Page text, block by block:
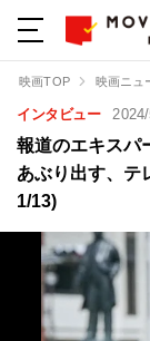
映画TOP 映画ニュ
インタビュー
報道のエキスパ
あぶり出す、テ
1/13)